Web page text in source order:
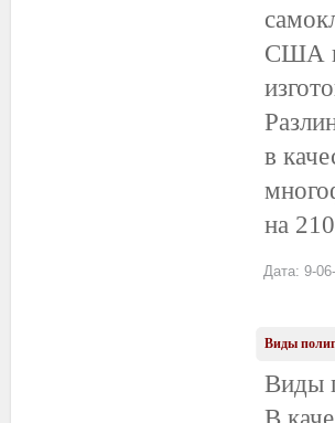
США
в
на
Дата: 9-
Виды
Виды